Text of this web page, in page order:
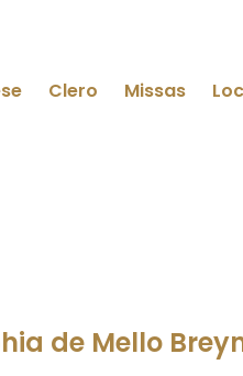
Clero Missas
de Mello